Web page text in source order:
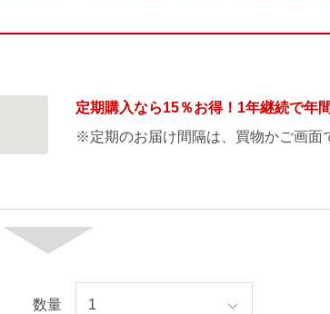
定期購入なら15％お得！1年継続で年間
※定期のお届け間隔は、買物かご画面
数量